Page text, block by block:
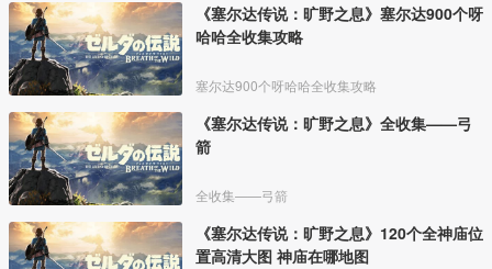
《塞尔达传说：旷野之息》塞尔达900个呀
哈哈全收集攻略
塞尔达900个呀哈哈全收集攻略
《塞尔达传说：旷野之息》全收集——弓
箭
全收集——弓箭
《塞尔达传说：旷野之息》120个全神庙位
置高清大图 神庙在哪地图